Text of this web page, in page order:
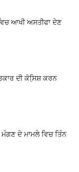
ਆਖੀ ਅਸਤੀਫਾ ਦੇਣ
ਦੀ ਕੋਸਿ਼ਸ਼ ਕਰਨ
ਮੰਗਣ ਦੇ ਮਾਮਲੇ ਵਿਚ ਤਿੰਨ